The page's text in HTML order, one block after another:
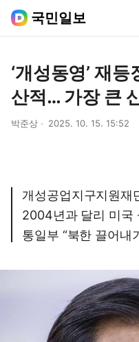
국민일보
‘개성동영’ 재
산적… 가장 큰
박준상 2025. 10. 15. 15:52
개성공업지구지원재
2004년과 달리 미국
통일부 “북한 끌어내